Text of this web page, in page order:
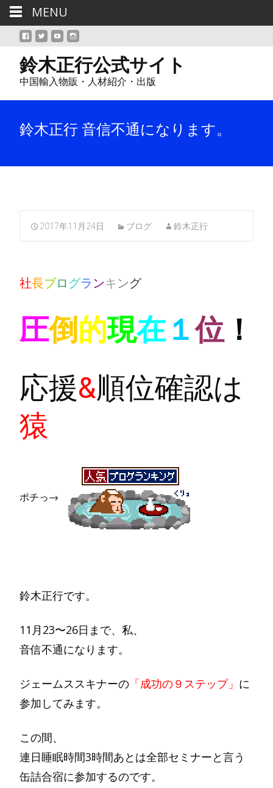
鈴木正行公式サイト
中国輸入物販・人材紹介・出版
鈴木正行 音信不通になります。
2017年11月24日 ブログ 鈴木正行
社長ブロ グラ ンキング
圧倒的現在１位！
応援&順位確認は
猿
ポチっ→
鈴木正行です。
11月23〜26日まで、私、
音信不通になります。
ジェームススキナーの 「成功の９ステップ」 に
参加してみます。
この間、
連日睡眠時間3時間あとは全部セミナーと言う
缶詰合宿に参加するのです。
MENU